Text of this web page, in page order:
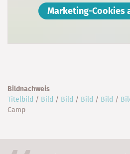
Marketing-Cookies
Bildnachweis
Titelbild / Bild / Bild / Bild / Bild /
Camp